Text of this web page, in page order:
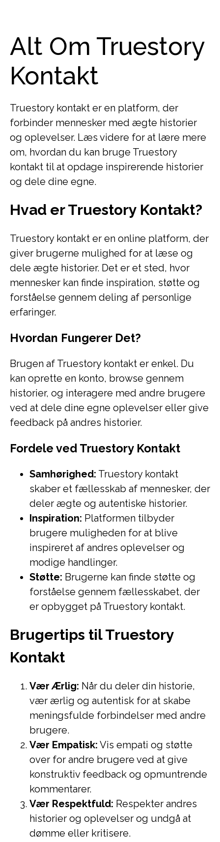
Alt Om Truestory
Kontakt
Truestory kontakt er en platform, der
forbinder mennesker med ægte historier
og oplevelser. Læs videre for at lære mere
om, hvordan du kan bruge Truestory
kontakt til at opdage inspirerende historier
og dele dine egne.
Hvad er Truestory Kontakt?
Truestory kontakt er en online platform, der
giver brugerne mulighed for at læse og
dele ægte historier. Det er et sted, hvor
mennesker kan finde inspiration, støtte og
forståelse gennem deling af personlige
erfaringer.
Hvordan Fungerer Det?
Brugen af Truestory kontakt er enkel. Du
kan oprette en konto, browse gennem
historier, og interagere med andre brugere
ved at dele dine egne oplevelser eller give
feedback på andres historier.
Fordele ved Truestory Kontakt
Samhørighed: Truestory kontakt
skaber et fællesskab af mennesker, der
deler ægte og autentiske historier.
Inspiration: Platformen tilbyder
brugere muligheden for at blive
inspireret af andres oplevelser og
modige handlinger.
Støtte: Brugerne kan finde støtte og
forståelse gennem fællesskabet, der
er opbygget på Truestory kontakt.
Brugertips til Truestory
Kontakt
Vær Ærlig: Når du deler din historie,
vær ærlig og autentisk for at skabe
meningsfulde forbindelser med andre
brugere.
Vær Empatisk: Vis empati og støtte
over for andre brugere ved at give
konstruktiv feedback og opmuntrende
kommentarer.
Vær Respektfuld: Respekter andres
historier og oplevelser og undgå at
dømme eller kritisere.